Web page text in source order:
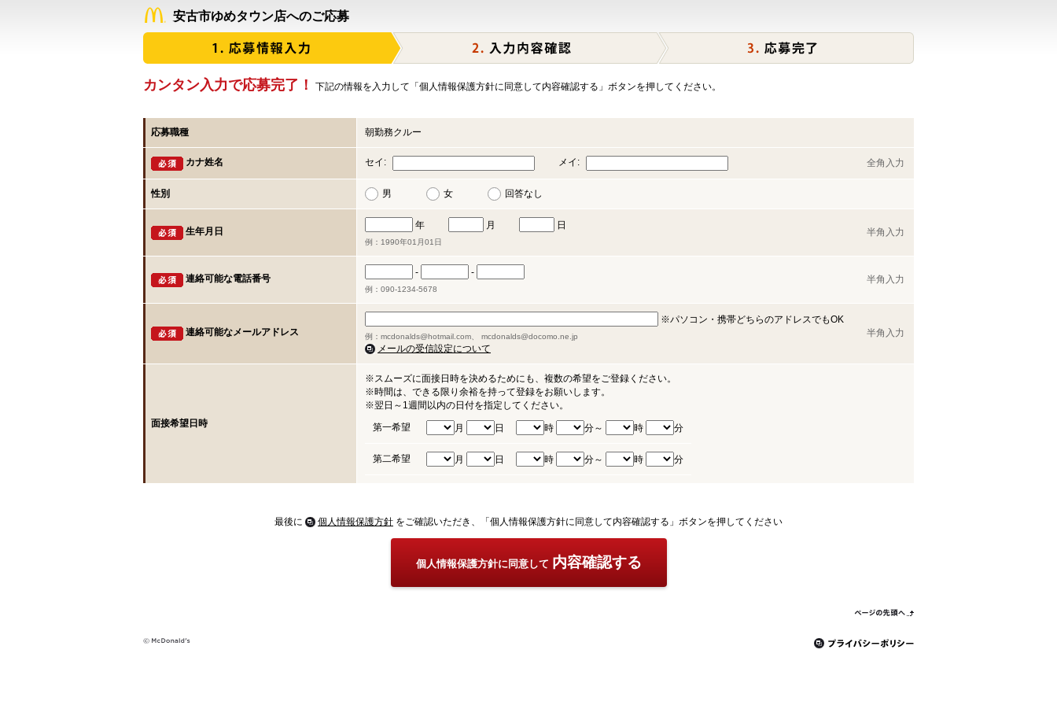
安古市ゆめタウン店へのご応募
カンタン入力で応募完了！ 下記の情報を入力して「個人情報保護方針に同意して内容確認する」ボタンを押してください。
応募職種 朝勤務クルー
カナ姓名 セイ: メイ: 全角入力
性別 男 女 回答なし
生年月日
年 月 日
例：1990年01月01日
半角入力
連絡可能な電話番号
- -
例：090-1234-5678
半角入力
連絡可能なメールアドレス
※パソコン・携帯どちらのアドレスでもOK
例：mcdonalds@hotmail.com、 mcdonalds@docomo.ne.jp
メールの受信設定について
半角入力
面接希望日時
※スムーズに面接日時を決めるためにも、複数の希望をご登録ください。
※時間は、できる限り余裕を持って登録をお願いします。
※翌日～1週間以内の日付を指定してください。
第一希望
月 日 時 分～ 時 分
第二希望 月 日 時 分～ 時 分
最後に 個人情報保護方針 をご確認いただき、「個人情報保護方針に同意して内容確認する」ボタンを押してください
個人情報保護方針に同意して 内容確認する